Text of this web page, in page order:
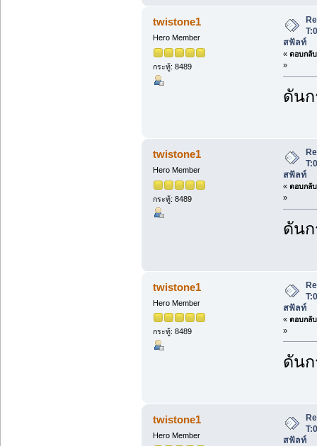
twistone1
Hero Member
กระทู้: 8489
สฟัลท์
« ตอบกลั
»
ดัน
twistone1
Hero Member
กระทู้: 8489
สฟัลท์
« ตอบกลั
»
ดัน
twistone1
Hero Member
กระทู้: 8489
สฟัลท์
« ตอบกลั
»
ดัน
twistone1
Hero Member
สฟัลท์